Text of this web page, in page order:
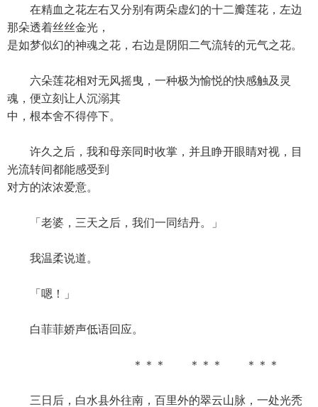
在精血之花左右又分别有两朵虚幻的十二瓣莲花，左边
那朵透着丝丝金光，
是如梦似幻的神魂之花，右边是阴阳二气流转的元气之花。
六朵莲花相对无风摇曳，一种极为愉悦的快感触及灵
魂，便立刻让人沉溺其
中，根本舍不得停下。
许久之后，我和母亲同时收掌，并且睁开眼睛对视，目
光流转间都能感受到
对方的浓浓爱意。
「老婆，三天之后，我们一同结丹。」
我温柔说道。
「嗯！」
白菲菲娇声低语回应。
＊＊＊ ＊＊＊ ＊＊＊
三日后，白水县外往南，百里外的翠云山脉，一处光秃